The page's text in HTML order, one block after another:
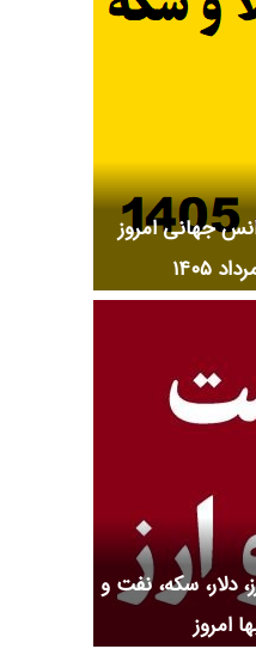
جهانی امروز
دلار، سکه، نفت و
امروز